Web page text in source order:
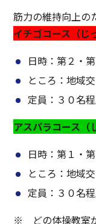
筋力の維持向上の
イチゴコース（じ
日時：第２・
ところ：地域
定員：３０名
アスパラコース（
日時：第１・
ところ：地域
定員：３０名
※ どの体操教室